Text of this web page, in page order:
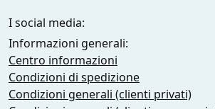
I social media:
Informazioni generali:
Centro informazioni
Condizioni di spedizione
Condizioni generali (clienti privati)